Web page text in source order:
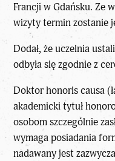
Francji w Gdańsku. Ze
wizyty termin zostanie
Dodał, że uczelnia
odbyła się zgodnie z
Doktor honoris causa
akademicki tytuł
osobom szczególnie
wymaga posiadania
nadawany jest